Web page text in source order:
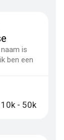
is
ben een
10k - 50k